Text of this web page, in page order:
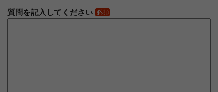
質問を記入してください 必須